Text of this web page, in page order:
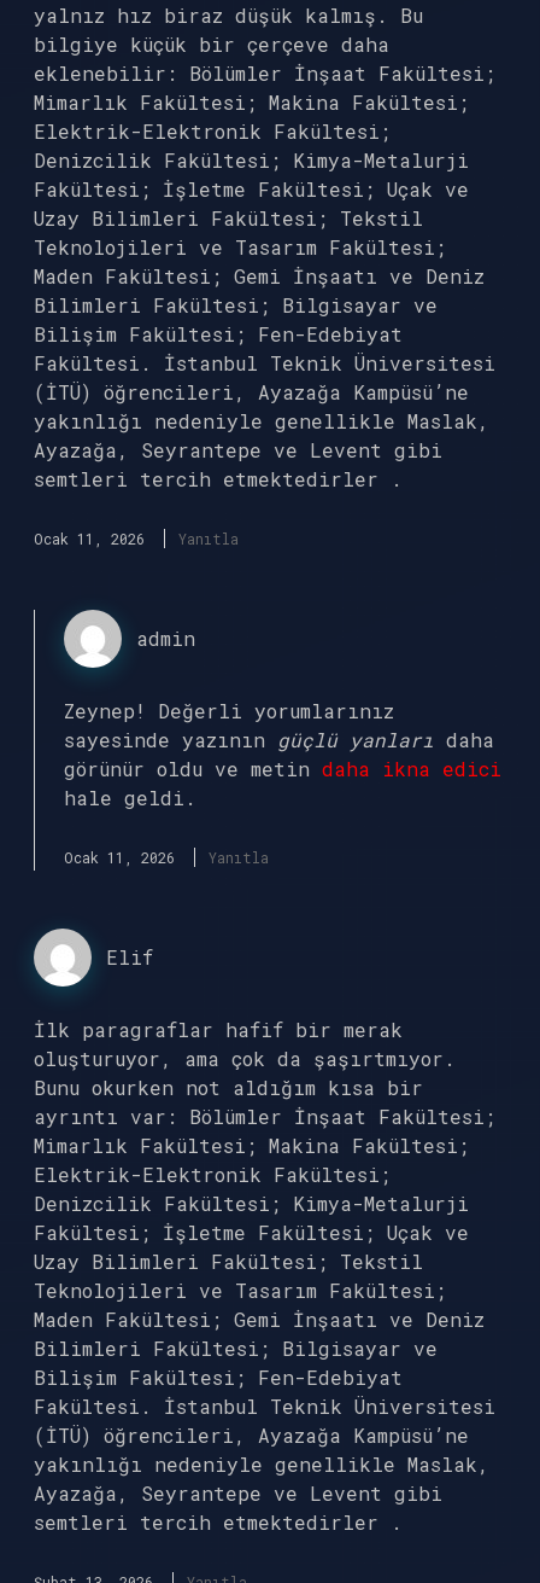
yalnız hız biraz düşük kalmış. Bu
bilgiye küçük bir çerçeve daha
eklenebilir: Bölümler İnşaat Fakültesi;
Mimarlık Fakültesi; Makina Fakültesi;
Elektrik-Elektronik Fakültesi;
Denizcilik Fakültesi; Kimya-Metalurji
Fakültesi; İşletme Fakültesi; Uçak ve
Uzay Bilimleri Fakültesi; Tekstil
Teknolojileri ve Tasarım Fakültesi;
Maden Fakültesi; Gemi İnşaatı ve Deniz
Bilimleri Fakültesi; Bilgisayar ve
Bilişim Fakültesi; Fen-Edebiyat
Fakültesi. İstanbul Teknik Üniversitesi
(İTÜ) öğrencileri, Ayazağa Kampüsü’ne
yakınlığı nedeniyle genellikle Maslak,
Ayazağa, Seyrantepe ve Levent gibi
semtleri tercih etmektedirler .
Ocak 11, 2026 Yanıtla
admin
Zeynep! Değerli yorumlarınız
sayesinde yazının güçlü yanları daha
görünür oldu ve metin daha ikna edici
hale geldi.
Ocak 11, 2026 Yanıtla
Elif
İlk paragraflar hafif bir merak
oluşturuyor, ama çok da şaşırtmıyor.
Bunu okurken not aldığım kısa bir
ayrıntı var: Bölümler İnşaat Fakültesi;
Mimarlık Fakültesi; Makina Fakültesi;
Elektrik-Elektronik Fakültesi;
Denizcilik Fakültesi; Kimya-Metalurji
Fakültesi; İşletme Fakültesi; Uçak ve
Uzay Bilimleri Fakültesi; Tekstil
Teknolojileri ve Tasarım Fakültesi;
Maden Fakültesi; Gemi İnşaatı ve Deniz
Bilimleri Fakültesi; Bilgisayar ve
Bilişim Fakültesi; Fen-Edebiyat
Fakültesi. İstanbul Teknik Üniversitesi
(İTÜ) öğrencileri, Ayazağa Kampüsü’ne
yakınlığı nedeniyle genellikle Maslak,
Ayazağa, Seyrantepe ve Levent gibi
semtleri tercih etmektedirler .